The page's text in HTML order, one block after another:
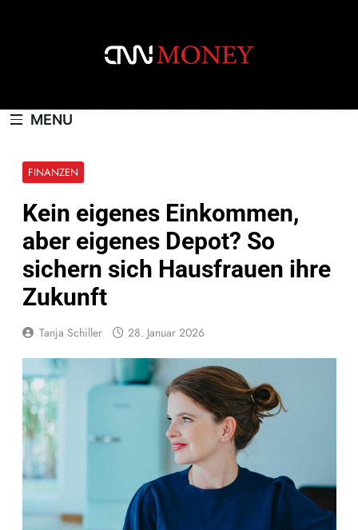
MENU
FINANZEN
Kein eigenes Einkommen,
aber eigenes Depot? So
sichern sich Hausfrauen ihre
Zukunft
Tanja Schiller 28. Januar 2026